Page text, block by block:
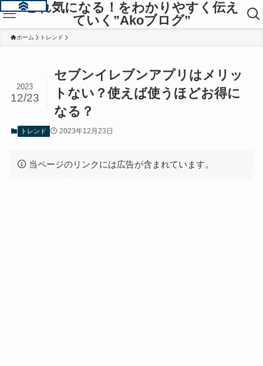
これ気になる！をわかりやすく伝え
ていく”Akoブログ”
ホーム トレンド
セブンイレブンアプリはメリッ
トない？使えば使うほどお得に
なる？
2023
12/23
トレンド 2023年12月23日
当ページのリンクには広告が含まれています。